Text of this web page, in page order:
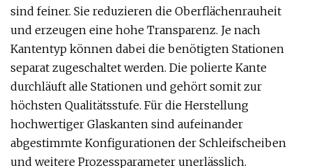
sind feiner. Sie reduzieren die Oberflächenrauheit
und erzeugen eine hohe Transparenz. Je nach
Kantentyp können dabei die benötigten Stationen
separat zugeschaltet werden. Die polierte Kante
durchläuft alle Stationen und gehört somit zur
höchsten Qualitätsstufe. Für die Herstellung
hochwertiger Glaskanten sind aufeinander
abgestimmte Konfigurationen der Schleifscheiben
und weitere Prozessparameter unerlässlich.